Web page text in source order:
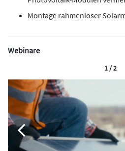
Montage rahmenloser
Webinare
1 / 2